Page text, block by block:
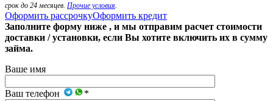
срок до 24 месяцев. Прочие условия
Оформить рассрочкуОформить кредит
Заполните форму ниже , и мы отправим расчет стоимости
доставки / установки, если Вы хотите включить их в сумму
займа.
Ваше имя
Ваш телефон *